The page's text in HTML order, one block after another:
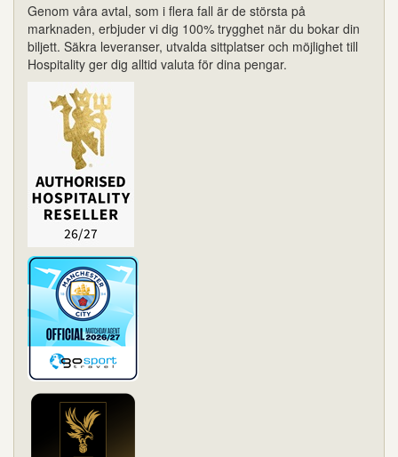
Genom våra avtal, som i flera fall är de största på
marknaden, erbjuder vi dig 100% trygghet när du bokar din
biljett. Säkra leveranser, utvalda sittplatser och möjlighet till
Hospitality ger dig alltid valuta för dina pengar.